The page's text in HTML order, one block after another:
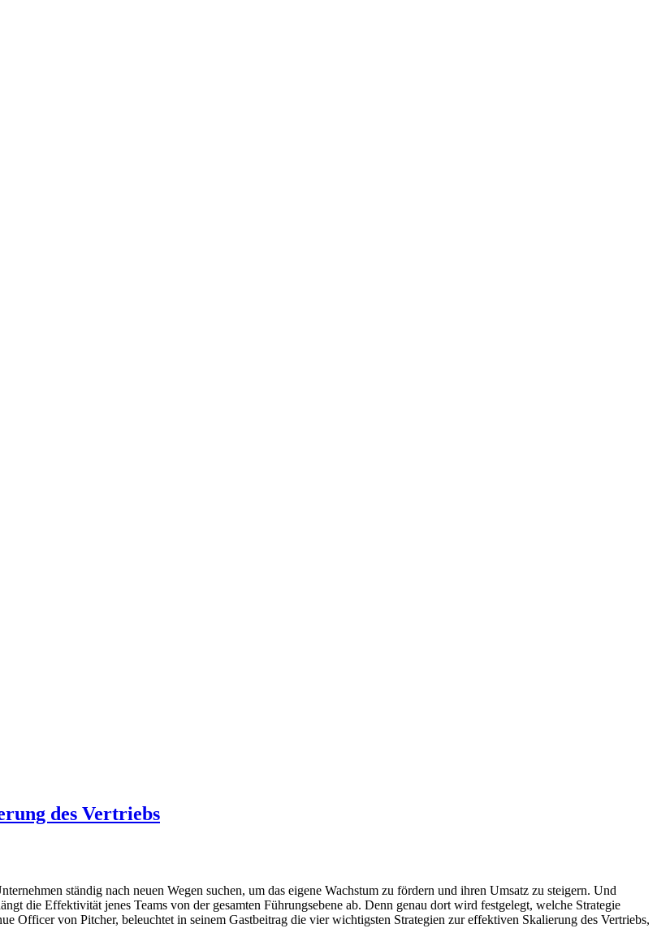
des Vertriebs
ständig nach neuen Wegen suchen, um das eigene Wachstum zu fördern und ihren Umsatz zu steigern. Und
die Effektivität jenes Teams von der gesamten Führungsebene ab. Denn genau dort wird festgelegt, welche Strategie
Officer von Pitcher, beleuchtet in seinem Gastbeitrag die vier wichtigsten Strategien zur effektiven Skalierung des Vertriebs,